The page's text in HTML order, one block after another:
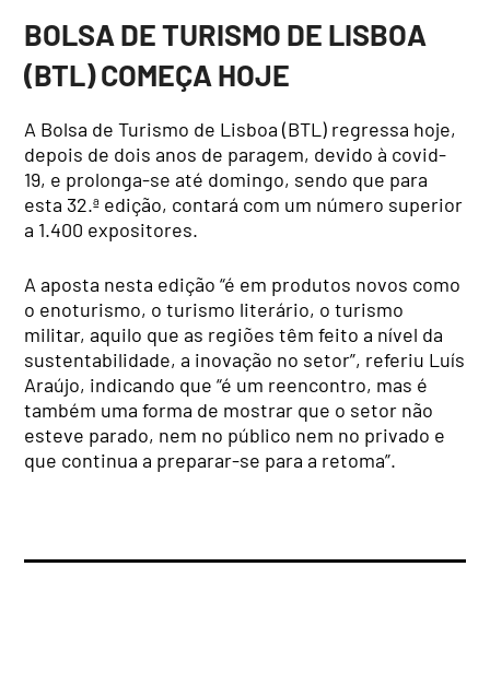
BOLSA DE TURISMO DE LISBOA
(BTL) COMEÇA HOJE
A Bolsa de Turismo de Lisboa (BTL) regressa hoje,
depois de dois anos de paragem, devido à covid-
19, e prolonga-se até domingo, sendo que para
esta 32.ª edição, contará com um número superior
a 1.400 expositores.
A aposta nesta edição “é em produtos novos como
o enoturismo, o turismo literário, o turismo
militar, aquilo que as regiões têm feito a nível da
sustentabilidade, a inovação no setor”, referiu Luís
Araújo, indicando que “é um reencontro, mas é
também uma forma de mostrar que o setor não
esteve parado, nem no público nem no privado e
que continua a preparar-se para a retoma”.